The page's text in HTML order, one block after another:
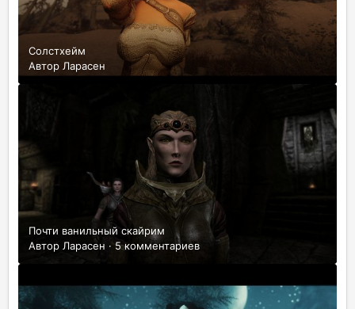
Солстхейм
Автор Ларасен
Почти ванильный скайрим
Автор Ларасен ·5 комментариев